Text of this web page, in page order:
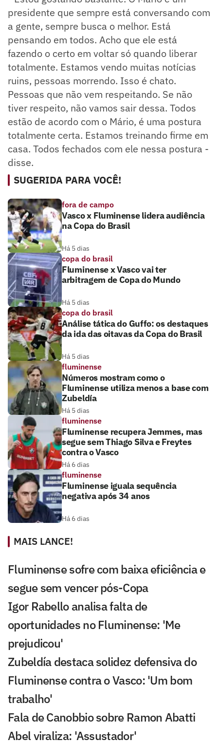
presidente que sempre está conversando com
a gente, sempre busca o melhor. Está
pensando em todos. Acho que ele está
fazendo o certo em voltar só quando liberar
totalmente. Estamos vendo muitas notícias
ruins, pessoas morrendo. Isso é chato.
Pessoas que não vem respeitando. Se não
tiver respeito, não vamos sair dessa. Todos
estão de acordo com o Mário, é uma postura
totalmente certa. Estamos treinando firme em
casa. Todos fechados com ele nessa postura -
disse.
SUGERIDA PARA VOCÊ!
fora de campo
Vasco x Fluminense lidera audiência
na Copa do Brasil
Há 5 dias
copa do brasil
Fluminense x Vasco vai ter
arbitragem de Copa do Mundo
Há 5 dias
copa do brasil
Análise tática do Guffo: os destaques
da ida das oitavas da Copa do Brasil
Há 5 dias
fluminense
Números mostram como o
Fluminense utiliza menos a base com
Zubeldía
Há 5 dias
fluminense
Fluminense recupera Jemmes, mas
segue sem Thiago Silva e Freytes
contra o Vasco
Há 6 dias
fluminense
Fluminense iguala sequência
negativa após 34 anos
Há 6 dias
MAIS LANCE!
Fluminense sofre com baixa eficiência e
segue sem vencer pós-Copa
Igor Rabello analisa falta de
oportunidades no Fluminense: 'Me
prejudicou'
Zubeldía destaca solidez defensiva do
Fluminense contra o Vasco: 'Um bom
trabalho'
Fala de Canobbio sobre Ramon Abatti
Abel viraliza: 'Assustador'